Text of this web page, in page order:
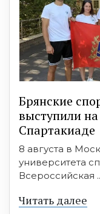
Брянские
выступили
Спартакиаде
8 августа в
университета
Всероссийская
Читать далее